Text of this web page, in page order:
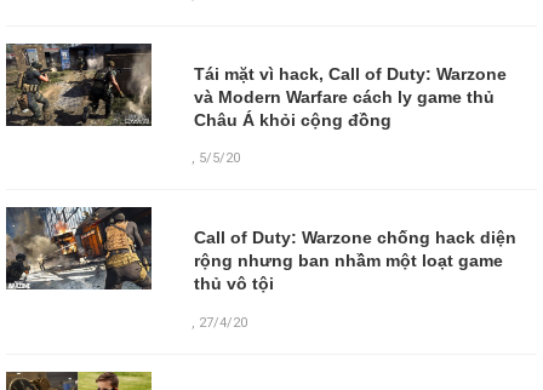
Tái mặt vì hack, Call of Duty: Warzone
và Modern Warfare cách ly game thủ
Châu Á khỏi cộng đồng
, 5/5/20
Call of Duty: Warzone chống hack diện
rộng nhưng ban nhầm một loạt game
thủ vô tội
27/4/20